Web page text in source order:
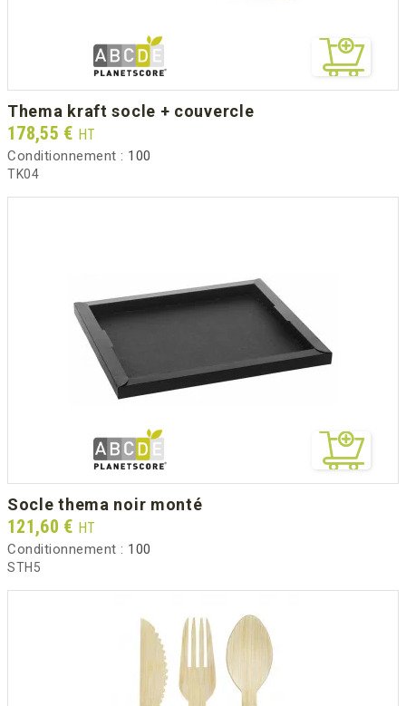
thema kraft socle + couvercle
Prix
178,55 € HT
Conditionnement : 100
TK04
socle thema noir monté
Prix
121,60 € HT
Conditionnement : 100
STH5